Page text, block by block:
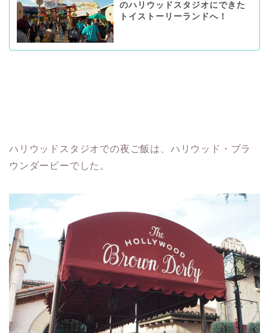
のハリウッドスタジオにできた
トイストーリーランドへ！
ハリウッドスタジオでの夜ご飯は、ハリウッド・ブラ
ウンダービーでした。